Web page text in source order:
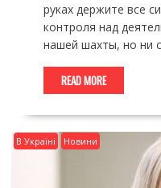
руках держите все
контроля над
нашей шахты, но ни
READ MORE
В Україні Новини